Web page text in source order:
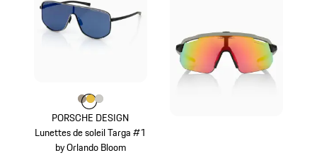
PORSCHE DESIGN
Lunettes de soleil Targa #1
by Orlando Bloom
Couleur
Couleur
Couleur
Couleur